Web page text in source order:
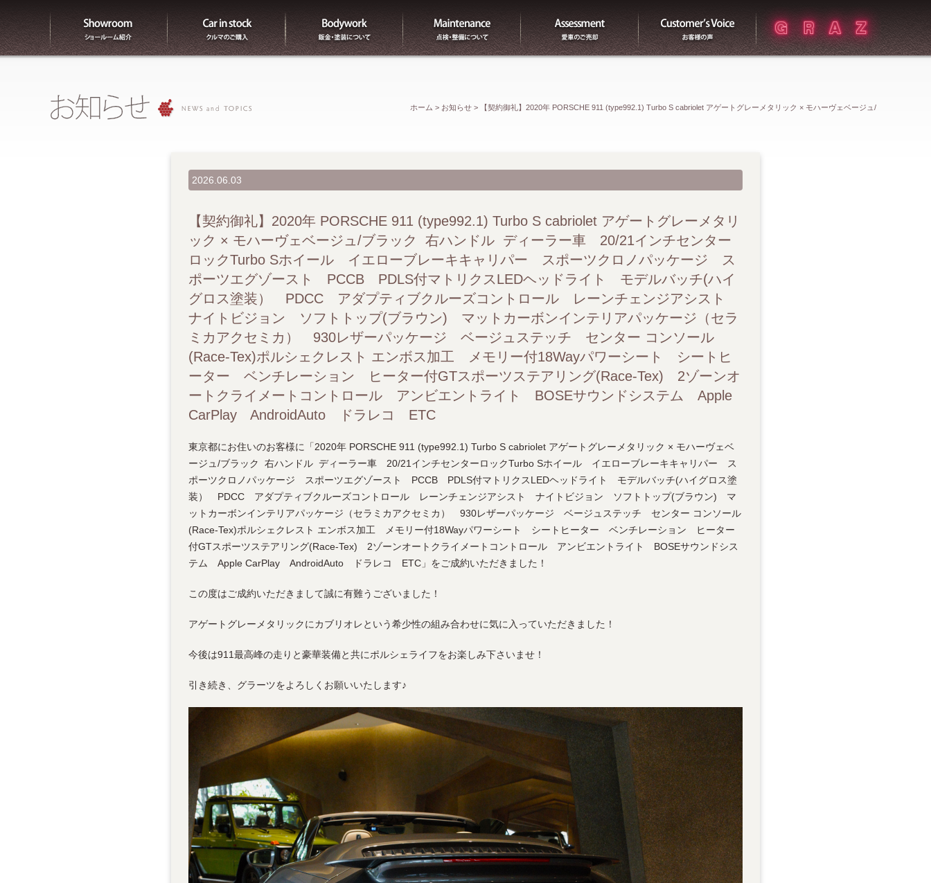
ショールーム紹介 販売 板金 整備 買取 お客様の声
ホーム > お知らせ > 【契約御礼】2020年 PORSCHE 911 (type992.1) Turbo S cabriolet アゲートグレーメタリック × モハーヴェベージュ/
ラミカアクセミカ） 930レザーパッケージ ベージュステッチ センター コンソール(Race-Tex)ポルシェクレスト エンボス加工 メモ
リー付18Wayパワーシート シートヒーター ベンチレーション ヒーター付GTスポーツステアリング(Race-Tex) 2ゾーンオートクラ
イメートコントロール アンビエントライト BOSEサウンドシステム Apple CarPlay AndroidAuto ドラレコ ETC
2026.06.03
【契約御礼】2020年 PORSCHE 911 (type992.1) Turbo S cabriolet アゲートグレーメタリ
ック × モハーヴェベージュ/ブラック 右ハンドル ディーラー車 20/21インチセンター
ロックTurbo Sホイール イエローブレーキキャリパー スポーツクロノパッケージ ス
ポーツエグゾースト PCCB PDLS付マトリクスLEDヘッドライト モデルバッチ(ハイ
グロス塗装） PDCC アダプティブクルーズコントロール レーンチェンジアシスト
ナイトビジョン ソフトトップ(ブラウン) マットカーボンインテリアパッケージ（セラ
ミカアクセミカ） 930レザーパッケージ ベージュステッチ センター コンソール
(Race-Tex)ポルシェクレスト エンボス加工 メモリー付18Wayパワーシート シートヒ
ーター ベンチレーション ヒーター付GTスポーツステアリング(Race-Tex) 2ゾーンオ
ートクライメートコントロール アンビエントライト BOSEサウンドシステム Apple
CarPlay AndroidAuto ドラレコ ETC
東京都にお住いのお客様に「2020年 PORSCHE 911 (type992.1) Turbo S cabriolet アゲートグレーメタリック × モハーヴェベ
ージュ/ブラック 右ハンドル ディーラー車 20/21インチセンターロックTurbo Sホイール イエローブレーキキャリパー ス
ポーツクロノパッケージ スポーツエグゾースト PCCB PDLS付マトリクスLEDヘッドライト モデルバッチ(ハイグロス塗
装） PDCC アダプティブクルーズコントロール レーンチェンジアシスト ナイトビジョン ソフトトップ(ブラウン) マ
ットカーボンインテリアパッケージ（セラミカアクセミカ） 930レザーパッケージ ベージュステッチ センター コンソール
(Race-Tex)ポルシェクレスト エンボス加工 メモリー付18Wayパワーシート シートヒーター ベンチレーション ヒーター
付GTスポーツステアリング(Race-Tex) 2ゾーンオートクライメートコントロール アンビエントライト BOSEサウンドシス
テム Apple CarPlay AndroidAuto ドラレコ ETC」をご成約いただきました！
この度はご成約いただきまして誠に有難うございました！
アゲートグレーメタリックにカブリオレという希少性の組み合わせに気に入っていただきました！
今後は911最高峰の走りと豪華装備と共にポルシェライフをお楽しみ下さいませ！
引き続き、グラーツをよろしくお願いいたします♪